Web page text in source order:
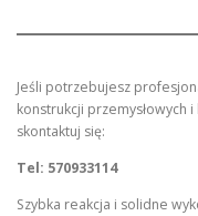
Jeśli potrzebujesz
konstrukcji przemysłowych
skontaktuj się:
Tel: 570933114
Szybka reakcja i solidne